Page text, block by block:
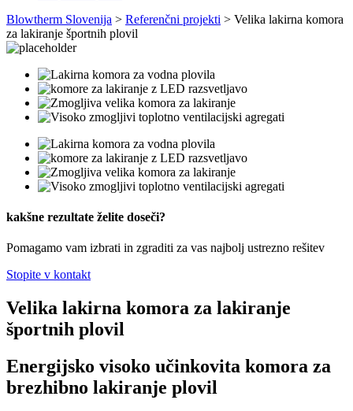
Blowtherm Slovenija > Referenčni projekti > Velika lakirna komora
za lakiranje športnih plovil
kakšne rezultate želite doseči?
Pomagamo vam izbrati in zgraditi za vas najbolj ustrezno rešitev
Stopite v kontakt
Velika lakirna komora za lakiranje
športnih plovil
Energijsko visoko učinkovita komora za
brezhibno lakiranje plovil